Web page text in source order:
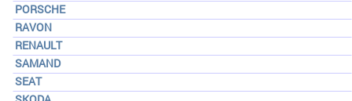
PORSCHE
RAVON
RENAULT
SAMAND
SEAT